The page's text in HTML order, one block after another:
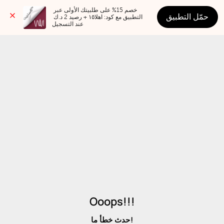
عند التسجيل
حمّل التطبيق
Ooops!!!
حدث خطأ ما!